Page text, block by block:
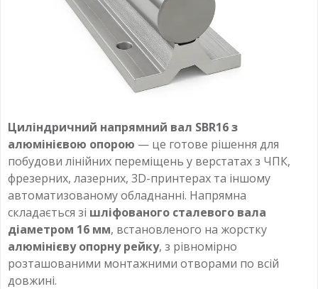
Циліндричний напрямний вал SBR16 з
алюмінієвою опорою — це готове рішення для
побудови лінійних переміщень у верстатах з ЧПК,
фрезерних, лазерних, 3D-принтерах та іншому
автоматизованому обладнанні. Напрямна
складається зі шліфованого сталевого вала
діаметром 16 мм, встановленого на жорстку
алюмінієву опорну рейку, з рівномірно
розташованими монтажними отворами по всій
довжині.